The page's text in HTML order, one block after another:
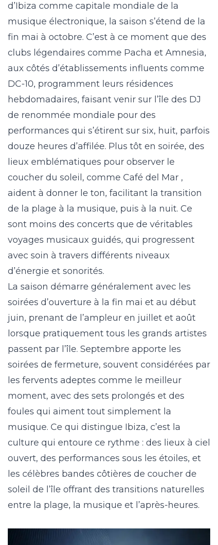
d’Ibiza comme capitale mondiale de la
musique électronique, la saison s’étend de la
fin mai à octobre. C’est à ce moment que des
clubs légendaires comme Pacha et Amnesia,
aux côtés d’établissements influents comme
DC-10, programment leurs résidences
hebdomadaires, faisant venir sur l’île des DJ
de renommée mondiale pour des
performances qui s’étirent sur six, huit, parfois
douze heures d’affilée. Plus tôt en soirée, des
lieux emblématiques pour observer le
coucher du soleil, comme Café del Mar ,
aident à donner le ton, facilitant la transition
de la plage à la musique, puis à la nuit. Ce
sont moins des concerts que de véritables
voyages musicaux guidés, qui progressent
avec soin à travers différents niveaux
d’énergie et sonorités.
La saison démarre généralement avec les
soirées d’ouverture à la fin mai et au début
juin, prenant de l’ampleur en juillet et août
lorsque pratiquement tous les grands artistes
passent par l’île. Septembre apporte les
soirées de fermeture, souvent considérées par
les fervents adeptes comme le meilleur
moment, avec des sets prolongés et des
foules qui aiment tout simplement la
musique. Ce qui distingue Ibiza, c’est la
culture qui entoure ce rythme : des lieux à ciel
ouvert, des performances sous les étoiles, et
les célèbres bandes côtières de coucher de
soleil de l’île offrant des transitions naturelles
entre la plage, la musique et l’après-heures.